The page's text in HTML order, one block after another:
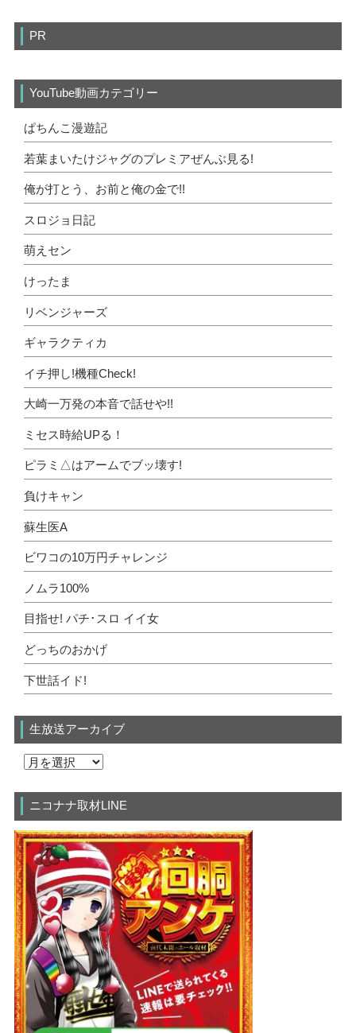
PR
YouTube動画カテゴリー
ぱちんこ漫遊記
若葉まいたけジャグのプレミアぜんぶ見る!
俺が打とう、お前と俺の金で!!
スロジョ日記
萌えセン
けったま
リベンジャーズ
ギャラクティカ
イチ押し!機種Check!
大崎一万発の本音で話せや!!
ミセス時給UPる！
ピラミ△はアームでブッ壊す!
負けキャン
蘇生医A
ビワコの10万円チャレンジ
ノムラ100%
目指せ! パチ･スロ イイ女
どっちのおかげ
下世話イド!
生放送アーカイブ
ニコナナ取材LINE